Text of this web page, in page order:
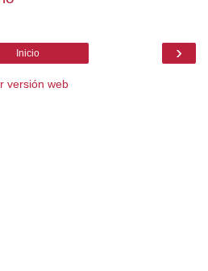
›
Inicio
versión web